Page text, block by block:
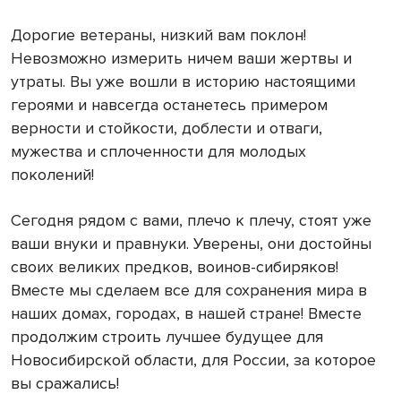
Дорогие ветераны, низкий вам поклон!
Невозможно измерить ничем ваши жертвы и
утраты. Вы уже вошли в историю настоящими
героями и навсегда останетесь примером
верности и стойкости, доблести и отваги,
мужества и сплоченности для молодых
поколений!
Сегодня рядом с вами, плечо к плечу, стоят уже
ваши внуки и правнуки. Уверены, они достойны
своих великих предков, воинов-сибиряков!
Вместе мы сделаем все для сохранения мира в
наших домах, городах, в нашей стране! Вместе
продолжим строить лучшее будущее для
Новосибирской области, для России, за которое
вы сражались!